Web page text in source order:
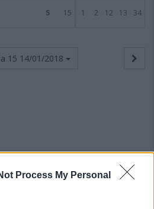
Process My Personal
5 15 1 2 12 13 34
15 14/01/2018